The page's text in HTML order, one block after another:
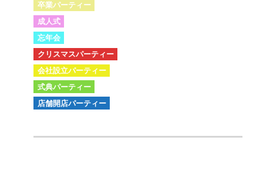
卒業パーティー
成人式
忘年会
クリスマスパーティー
会社設立パーティー
式典パーティー
店舗開店パーティー